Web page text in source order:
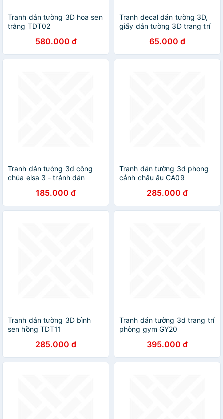
Tranh dán tường 3D hoa sen
trắng TDT02
580.000 đ
Tranh decal dán tường 3D,
giấy dán tường 3D trang trí
65.000 đ
Tranh dán tường 3d công
chúa elsa 3 - tránh dán
mầm non TB91
185.000 đ
Tranh dán tường 3d phong
cảnh châu âu CA09
285.000 đ
Tranh dán tường 3D bình
sen hồng TDT11
285.000 đ
Tranh dán tường 3d trang trí
phòng gym GY20
395.000 đ